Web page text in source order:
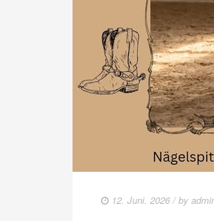
12. Juni. 2026/ by